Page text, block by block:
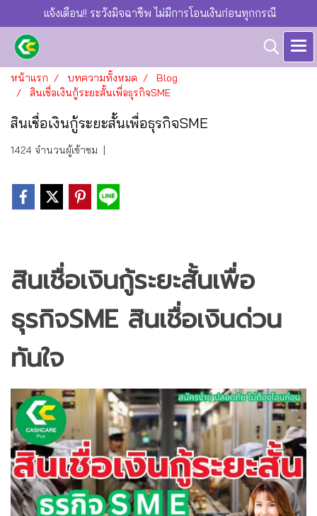
แจ้งเตือน!! ระวังมิจฉาชีพ ไม่มีการโอนเงินก่อนทุกกรณี
หน้าแรก บทความทั้งหมด
Blog
สินเชื่อเงินกู้ระยะสั้นเพื่อธุรกิจSME
สินเชื่อเงินกู้ระยะสั้นเพื่อธุรกิจSME
1424 จำนวนผู้เข้าชม |
สินเชื่อเงินกู้ระยะสั้นเพื่อ
ธุรกิจSME สินเชื่อเงินด่วน
ทันใจ